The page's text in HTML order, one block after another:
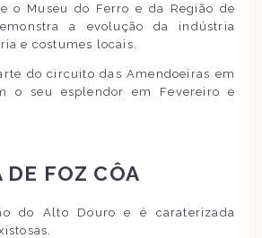
o Museu do Ferro e da Região de
a evolução da indústria
e costumes locais.
do circuito das Amendoeiras em
o seu esplendor em Fevereiro e
DE FOZ CÔA
do Alto Douro e é caraterizada